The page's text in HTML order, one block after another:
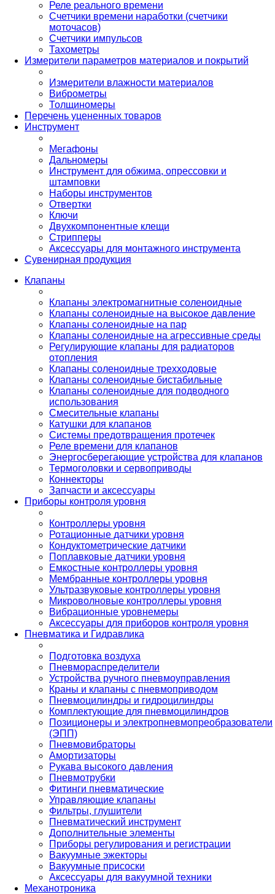
Реле реального времени
Счетчики времени наработки (счетчики
моточасов)
Счетчики импульсов
Тахометры
Измерители параметров материалов и покрытий
Измерители влажности материалов
Виброметры
Толщиномеры
Перечень уцененных товаров
Инструмент
Мегафоны
Дальномеры
Инструмент для обжима, опрессовки и
штамповки
Наборы инструментов
Отвертки
Ключи
Двухкомпонентные клещи
Стрипперы
Аксессуары для монтажного инструмента
Сувенирная продукция
Клапаны
Клапаны электромагнитные соленоидные
Клапаны соленоидные на высокое давление
Клапаны соленоидные на пар
Клапаны соленоидные на агрессивные среды
Регулирующие клапаны для радиаторов
отопления
Клапаны соленоидные трехходовые
Клапаны соленоидные бистабильные
Клапаны соленоидные для подводного
использования
Смесительные клапаны
Катушки для клапанов
Системы предотвращения протечек
Реле времени для клапанов
Энергосберегающие устройства для клапанов
Термоголовки и сервоприводы
Коннекторы
Запчасти и аксессуары
Приборы контроля уровня
Контроллеры уровня
Ротационные датчики уровня
Кондуктометрические датчики
Поплавковые датчики уровня
Емкостные контроллеры уровня
Мембранные контроллеры уровня
Ультразвуковые контроллеры уровня
Микроволновые контроллеры уровня
Вибрационные уровнемеры
Аксессуары для приборов контроля уровня
Пневматика и Гидравлика
Подготовка воздуха
Пневмораспределители
Устройства ручного пневмоуправления
Краны и клапаны с пневмоприводом
Пневмоцилиндры и гидроцилиндры
Комплектующие для пневмоцилиндров
Позиционеры и электропневмопреобразователи
(ЭПП)
Пневмовибраторы
Амортизаторы
Рукава высокого давления
Пневмотрубки
Фитинги пневматические
Управляющие клапаны
Фильтры, глушители
Пневматический инструмент
Дополнительные элементы
Приборы регулирования и регистрации
Вакуумные эжекторы
Вакуумные присоски
Аксессуары для вакуумной техники
Механотроника